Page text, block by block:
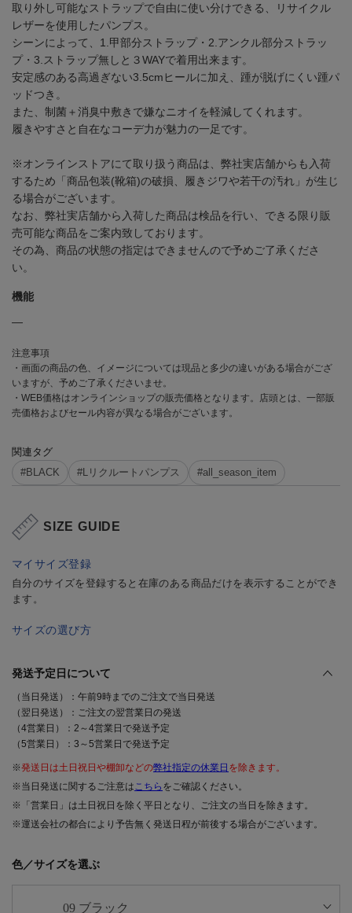
取り外し可能なストラップで自由に使い分けできる、リサイクル
レザーを使用したパンプス。
シーンによって、1.甲部分ストラップ・2.アンクル部分ストラッ
プ・3.ストラップ無しと３WAYで着用出来ます。
安定感のある高過ぎない3.5cmヒールに加え、踵が脱げにくい踵パ
ッドつき。
また、制菌＋消臭中敷きで嫌なニオイを軽減してくれます。
履きやすさと自在なコーデ力が魅力の一足です。
※オンラインストアにて取り扱う商品は、弊社実店舗からも入荷
するため「商品包装(靴箱)の破損、履きジワや若干の汚れ」が生じ
る場合がございます。
なお、弊社実店舗から入荷した商品は検品を行い、できる限り販
売可能な商品をご案内致しております。
その為、商品の状態の指定はできませんので予めご了承くださ
い。
機能
―
注意事項
・画面の商品の色、イメージについては現品と多少の違いがある場合がござ
いますが、予めご了承くださいませ。
・WEB価格はオンラインショップの販売価格となります。店頭とは、一部販
売価格およびセール内容が異なる場合がございます。
関連タグ
#BLACK
#Lリクルートパンプス #all_season_item
SIZE GUIDE
マイサイズ登録
自分のサイズを登録すると在庫のある商品だけを表示することができ
ます。
サイズの選び方
発送予定日について
（当日発送）：午前9時までのご注文で当日発送
（翌日発送）：ご注文の翌営業日の発送
（4営業日）：2～4営業日で発送予定
（5営業日）：3～5営業日で発送予定
※発送日は土日祝日や棚卸などの弊社指定の休業日 を除きます。
※当日発送に関するご注意はこちら をご確認ください。
※「営業日」は土日祝日を除く平日となり、ご注文の当日を除きます。
※運送会社の都合により予告無く発送日程が前後する場合がございます。
色／サイズを選ぶ